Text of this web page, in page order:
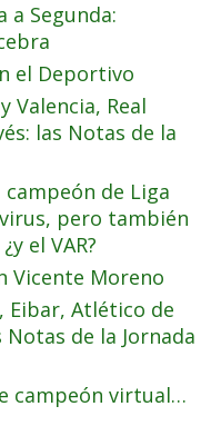
a Segunda:
el Deportivo
Valencia, Real
las Notas de la
campeón de Liga
pero también
el VAR?
Vicente Moreno
Eibar, Atlético de
Notas de la Jornada
campeón virtual…